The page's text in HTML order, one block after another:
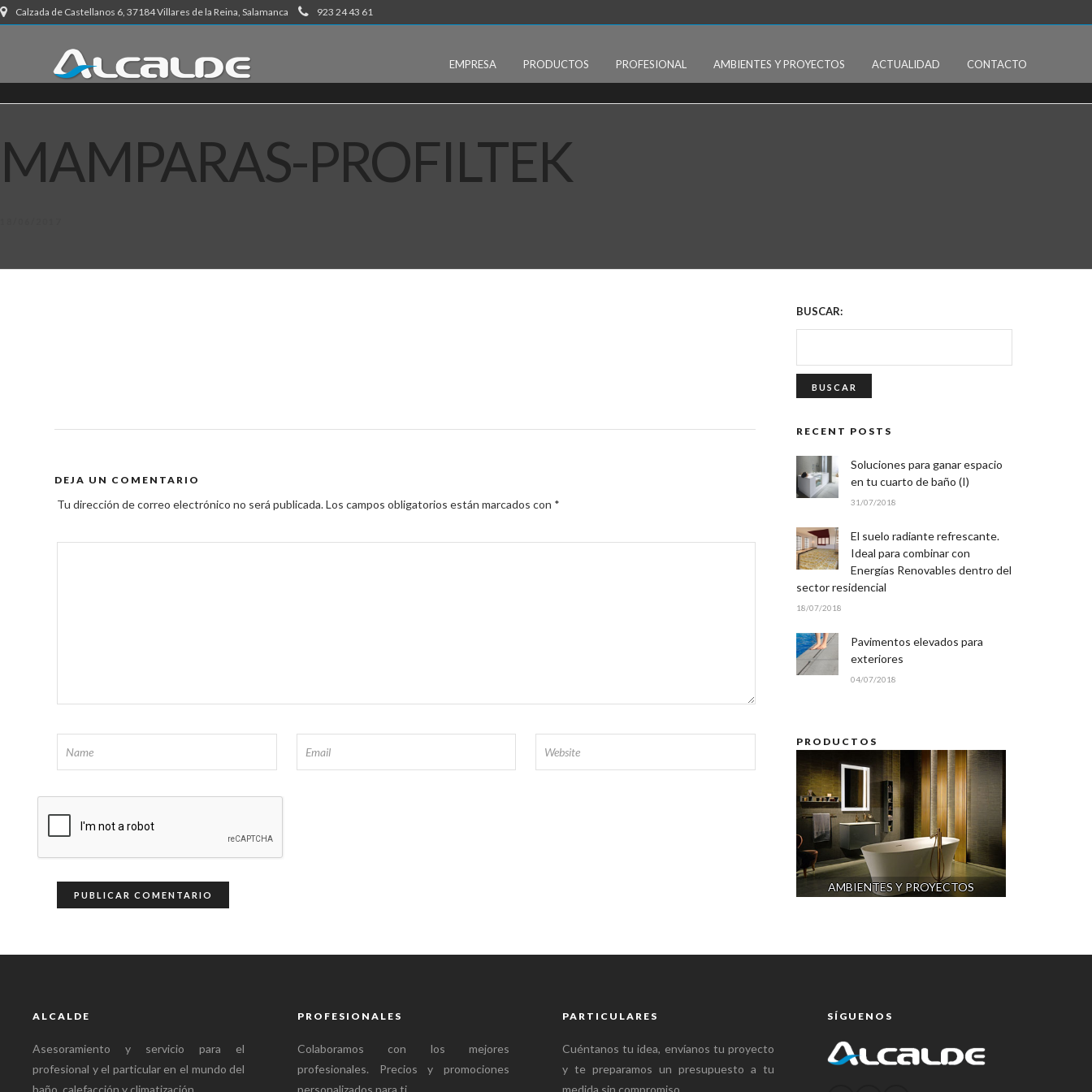
Calzada de Castellanos 6, 37184 Villares de la Reina, Salamanca 923 24 43 61
EMPRESA PRODUCTOS PROFESIONAL AMBIENTES Y PROYECTOS ACTUALIDAD CONTACTO
MAMPARAS-PROFILTEK
DEJA UN COMENTARIO
Tu dirección de correo electrónico no será publicada.Los campos obligatorios están marcados con *
BUSCAR:
RECENT POSTS
Soluciones para ganar espacio
en tu cuarto de baño (I)
31/07/2018
El suelo radiante refrescante.
Ideal para combinar con
Energías Renovables dentro del
sector residencial
18/07/2018
Pavimentos elevados para
exteriores
04/07/2018
PRODUCTOS
AMBIENTES Y PROYECTOS
ALCALDE
Asesoramiento y servicio para el
profesional y el particular en el mundo del
PROFESIONALES
Colaboramos con los mejores
profesionales. Precios y promociones
PARTICULARES
Cuéntanos tu idea, envíanos tu proyecto
y te preparamos un presupuesto a tu
SÍGUENOS